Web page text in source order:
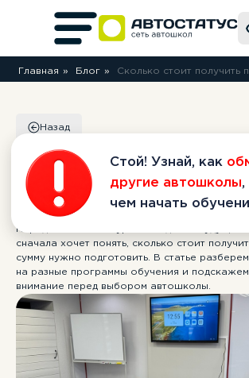
Главная » Блог » Сколько стоит получить
Назад
Сколько стоит
получить права
году
Перед записью на курсы вождения будущий
сначала хочет понять, сколько стоит
сумму нужно подготовить. В статье
на разные программы обучения и
внимание перед выбором автошколы.